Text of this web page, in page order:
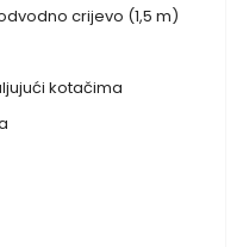
crijevo (1,5 m)
kotačima